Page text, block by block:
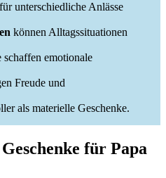
unterschiedliche Anlässe
können Alltagssituationen
schaffen emotionale
Freude und
als materielle Geschenke.
für Papa